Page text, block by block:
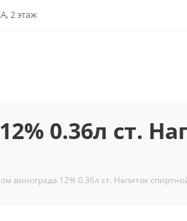
2 этаж
0.36л ст.
винограда 12% 0.36л ст. Напиток